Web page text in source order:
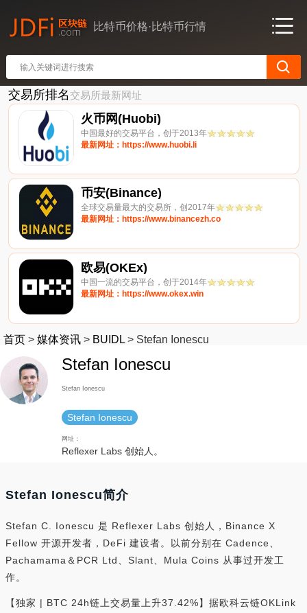
比特币价格·比特币行情
交易所排名交易所最新网址
火币网(Huobi)
中国最好的交易平台，创于2013年
最新网址：https://www.huobi.li
币安(Binance)
全球交易量最大的交易所，创2017年
最新网址：https://www.binancezh.co
欧易(OKEx)
中国一流的交易平台，创于2014年
最新网址：https://www.okex.win
首页 > 媒体资讯 > BUIDL > Stefan Ionescu
Stefan Ionescu
Stefan Ionescu
Stefan Ionescu
网址：
Reflexer Labs 创始人。
Stefan Ionescu简介
Stefan C. Ionescu 是 Reflexer Labs 创始人，Binance X
Fellow 开源开发者，DeFi 建设者。以前分别在 Cadence、
Pachamama＆PCR Ltd、Slant、Mula Coins 从事过开发工
作。
【独家 | BTC 24h链上交易量上升37.42%】据欧科云链OKLink